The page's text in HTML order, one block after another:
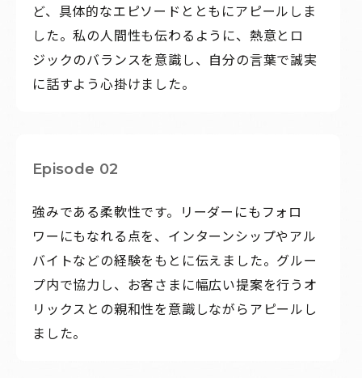
ど、具体的なエピソードとともにアピールしま
した。私の人間性も伝わるように、熱意とロ
ジックのバランスを意識し、自分の言葉で誠実
に話すよう心掛けました。
Episode 02
強みである柔軟性です。リーダーにもフォロ
ワーにもなれる点を、インターンシップやアル
バイトなどの経験をもとに伝えました。グルー
プ内で協力し、お客さまに幅広い提案を行うオ
リックスとの親和性を意識しながらアピールし
ました。